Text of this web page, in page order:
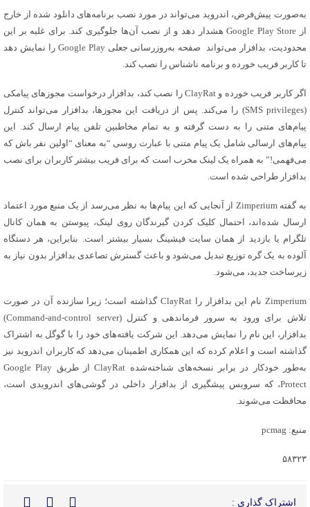
به‌صورت پیش‌فرض، اندروید می‌تواند در مورد نصب برنامه‌های دانلود شده از خارج
از Google Play Store هشدار دهد و از نصب آن‌ها جلوگیری کند. برای غلبه بر این
محدودیت، بدافزار می‌تواند صفحه به‌روزرسانی جعلی Google Play را نمایش دهد
تا کاربر فریب خورده و برنامه ناشناس را نصب کند.
اگر کاربر فریب خورده و ClayRat را نصب کند، بدافزار درخواست مجوزهای پیامکی
(SMS privileges) را می‌کند. پس از دریافت این مجوزها، بدافزار می‌تواند کنترل
پیام‌های متنی را به دست گرفته و به تمام مخاطبین تلفن پیام ارسال کند. این
پیام‌های ارسالی شامل یک پیام متنی با عبارت روسی “به معنای “اولین نفر باش که
می‌فهمی!” به همراه یک لینک مخرب است که برای فریب بیشتر کاربران برای نصب
بدافزار طراحی شده است.
به گفته Zimperium از آنجایی که این پیام‌ها به نظر می‌رسد از یک منبع مورد اعتماد
ارسال شده‌اند، احتمال کلیک کردن گیرندگان روی لینک، پیوستن به همان کانال
تلگرام یا بازدید از همان سایت فیشینگ بسیار بیشتر است. بنابراین، هر دستگاه
آلوده به یک گره توزیع تبدیل می‌شود و باعث گسترش تصاعدی بدافزار بدون نیاز به
زیرساخت جدید، می‌شود.
Zimperium نام این بدافزار را ClayRat گذاشته است؛ زیرا سازنده آن در صورت
تلاش برای ورود به سرور فرماندهی و کنترل (Command-and-control server)
بدافزار، این نام را نمایش می‌دهد. این شرکت یافته‌های خود را با گوگل به اشتراک
گذاشته است و اعلام کرده که این همکاری اطمینان می‌دهد که کاربران اندروید نیز
به‌طور خودکار در برابر نسخه‌های شناخته‌شده ClayRat از طریق Google Play
Protect، که سرویس پیشگیری از بدافزار داخلی در گوشی‌های اندرویدی است،
محافظت می‌شوند.
منبع: pcmag
۵۸۳۲۳
اشتراک گذاری :